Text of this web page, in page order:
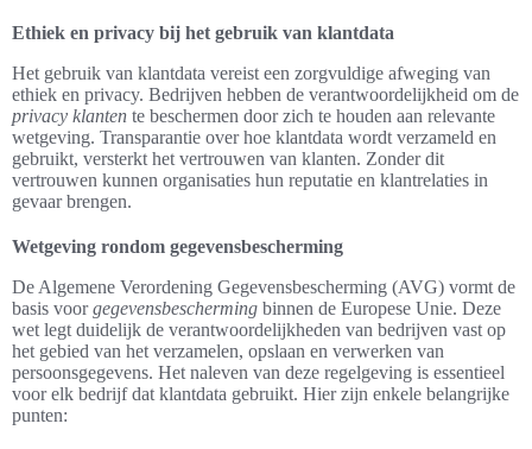
Ethiek en privacy bij het gebruik van klantdata
Het gebruik van klantdata vereist een zorgvuldige afweging van
ethiek en privacy. Bedrijven hebben de verantwoordelijkheid om de
privacy klanten te beschermen door zich te houden aan relevante
wetgeving. Transparantie over hoe klantdata wordt verzameld en
gebruikt, versterkt het vertrouwen van klanten. Zonder dit
vertrouwen kunnen organisaties hun reputatie en klantrelaties in
gevaar brengen.
Wetgeving rondom gegevensbescherming
De Algemene Verordening Gegevensbescherming (AVG) vormt de
basis voorgegevensbescherming binnen de Europese Unie. Deze
wet legt duidelijk de verantwoordelijkheden van bedrijven vast op
het gebied van het verzamelen, opslaan en verwerken van
persoonsgegevens. Het naleven van deze regelgeving is essentieel
voor elk bedrijf dat klantdata gebruikt. Hier zijn enkele belangrijke
punten: